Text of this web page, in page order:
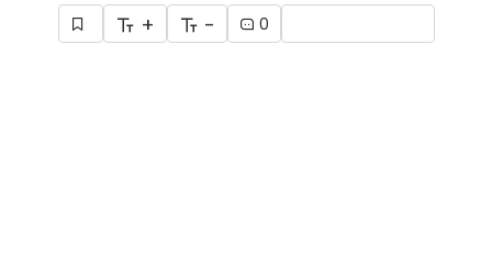
+ - 0